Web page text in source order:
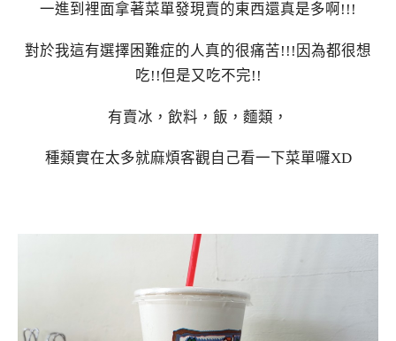
一進到裡面拿著菜單發現賣的東西還真是多啊!!!
對於我這有選擇困難症的人真的很痛苦!!!因為都很想
吃!!但是又吃不完!!
有賣冰，飲料，飯，麵類，
種類實在太多就麻煩客觀自己看一下菜單囉XD